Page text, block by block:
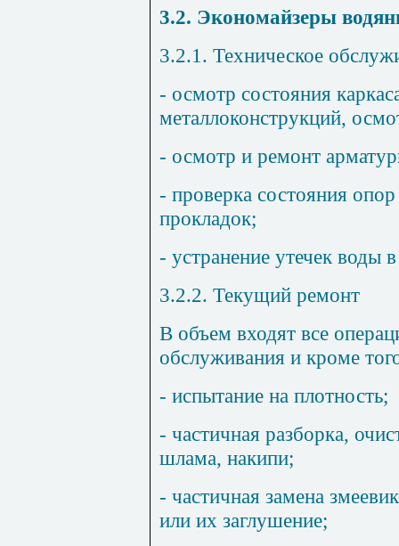
3.2. Экономайзеры
3.2.1. Техническое
- осмотр состояния
металлоконструкций,
- осмотр и ремонт
- проверка состояния
прокладок;
- устранение утечек воды
3.2.2. Текущий ремонт
В объем входят все
обслуживания и кроме
- испытание на плотность;
- частичная разборка,
шлама, накипи;
- частичная замена
или их заглушение;